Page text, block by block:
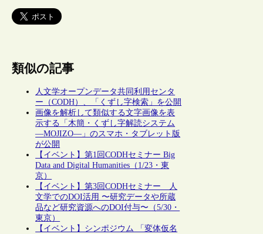
類似の記事
人文学オープンデータ共同利用センタ
ー（CODH）、「くずし字検索」を公開
画像を解析して類似する文字画像を表
示する「木簡・くずし字解読システム
―MOJIZO―」のスマホ・タブレット版
が公開
【イベント】第1回CODHセミナー Big
Data and Digital Humanities（1/23・東
京）
【イベント】第3回CODHセミナー 人
文学でのDOI活用 〜研究データや所蔵
品など研究資源へのDOI付与〜（5/30・
東京）
【イベント】シンポジウム 「変体仮名